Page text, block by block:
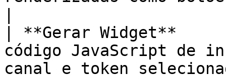
| **Gerar Widget**
código JavaScript de
canal e token